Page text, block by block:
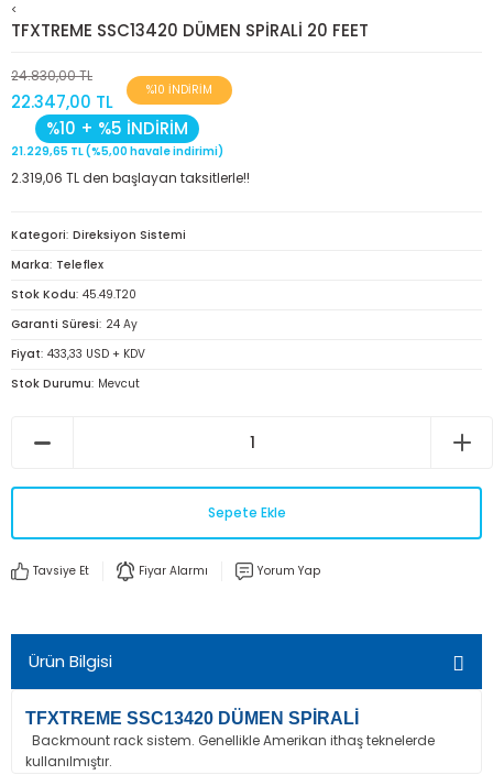
<
TFXTREME SSC13420 DÜMEN SPİRALİ 20 FEET
24.830,00 TL
22.347,00 TL
%10 İNDİRİM
%10 + %5 İNDİRİM
21.229,65 TL (%5,00 havale indirimi)
2.319,06 TL den başlayan taksitlerle!!
Kategori Direksiyon Sistemi
Marka Teleflex
Stok Kodu 45.49.T20
Garanti Süresi 24 Ay
Fiyat 433,33 USD + KDV
Stok Durumu Mevcut
Sepete Ekle
Tavsiye Et Fiyar Alarmı Yorum Yap
Ürün Bilgisi
TFXTREME SSC13420 DÜMEN SPİRALİ
Backmount rack sistem. Genellikle Amerikan ithaş teknelerde
kullanılmıştır.